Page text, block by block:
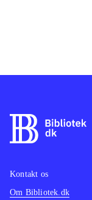
Kontakt os
Om Bibliotek.dk